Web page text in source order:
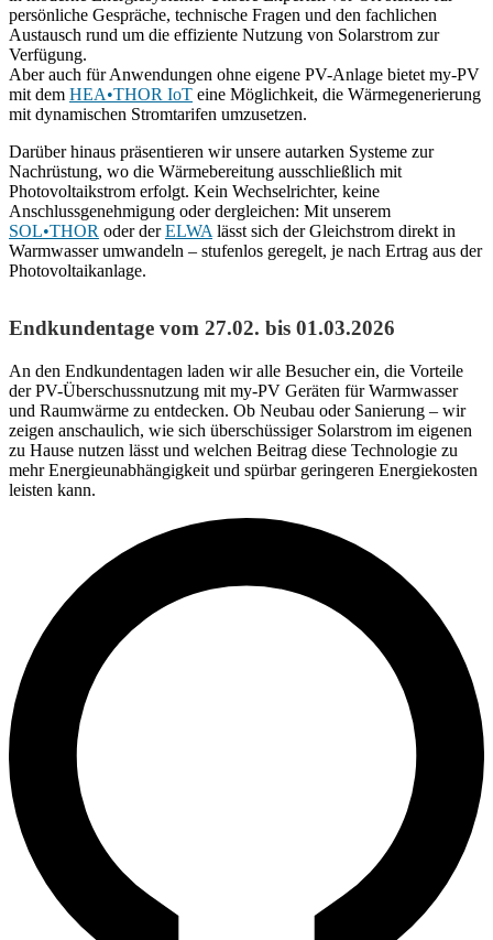
persönliche Gespräche, technische Fragen und den fachlichen
Austausch rund um die effiziente Nutzung von Solarstrom zur
Verfügung.
Aber auch für Anwendungen ohne eigene PV-Anlage bietet my-PV
mit dem HEA•THOR IoT eine Möglichkeit, die Wärmegenerierung
mit dynamischen Stromtarifen umzusetzen.
Darüber hinaus präsentieren wir unsere autarken Systeme zur
Nachrüstung, wo die Wärmebereitung ausschließlich mit
Photovoltaikstrom erfolgt. Kein Wechselrichter, keine
Anschlussgenehmigung oder dergleichen: Mit unserem
SOL•THOR oder derELWA lässt sich der Gleichstrom direkt in
Warmwasser umwandeln – stufenlos geregelt, je nach Ertrag aus der
Photovoltaikanlage.
Endkundentage vom 27.02. bis 01.03.2026
An den Endkundentagen laden wir alle Besucher ein, die Vorteile
der PV-Überschussnutzung mit my-PV Geräten für Warmwasser
und Raumwärme zu entdecken. Ob Neubau oder Sanierung – wir
zeigen anschaulich, wie sich überschüssiger Solarstrom im eigenen
zu Hause nutzen lässt und welchen Beitrag diese Technologie zu
mehr Energieunabhängigkeit und spürbar geringeren Energiekosten
leisten kann.